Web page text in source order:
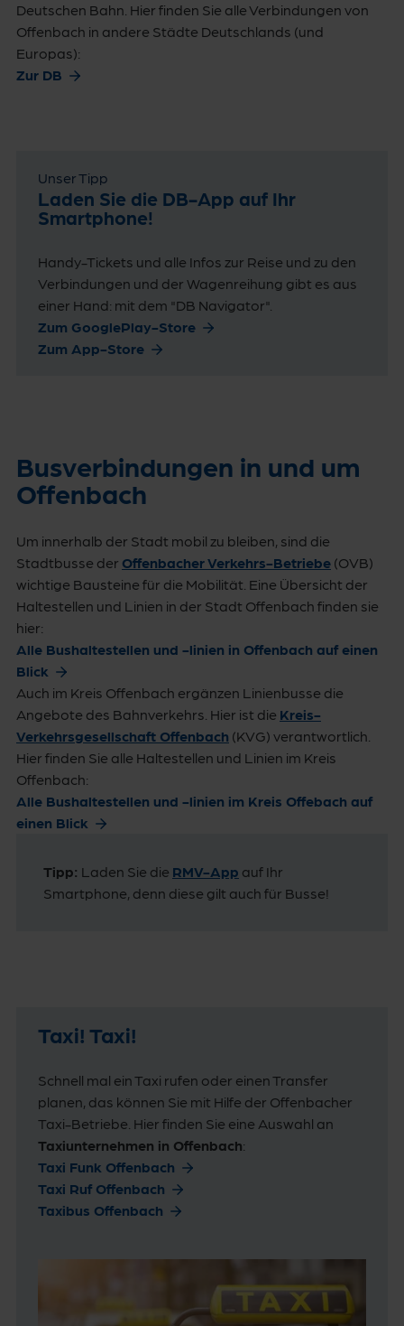
Deutschen Bahn. Hier finden Sie alle Verbindungen von
Offenbach in andere Städte Deutschlands (und
Europas):
Zur DB
Unser Tipp
Laden Sie die DB-App auf Ihr
Smartphone!
Handy-Tickets und alle Infos zur Reise und zu den
Verbindungen und der Wagenreihung gibt es aus
einer Hand: mit dem "DB Navigator".
Zum GooglePlay-Store
Zum App-Store
Busverbindungen in und um
Offenbach
Um innerhalb der Stadt mobil zu bleiben, sind die
Stadtbusse der Offenbacher Verkehrs-Betriebe (OVB)
wichtige Bausteine für die Mobilität. Eine Übersicht der
Haltestellen und Linien in der Stadt Offenbach finden sie
hier:
Alle Bushaltestellen und -linien in Offenbach auf einen
Blick
Auch im Kreis Offenbach ergänzen Linienbusse die
Angebote des Bahnverkehrs. Hier ist die Kreis-
Verkehrsgesellschaft Offenbach (KVG) verantwortlich.
Hier finden Sie alle Haltestellen und Linien im Kreis
Offenbach:
Alle Bushaltestellen und -linien im Kreis Offebach auf
einen Blick
Tipp: Laden Sie die RMV-App auf Ihr
Smartphone, denn diese gilt auch für Busse!
Taxi! Taxi!
Schnell mal ein Taxi rufen oder einen Transfer
planen, das können Sie mit Hilfe der Offenbacher
Taxi-Betriebe. Hier finden Sie eine Auswahl an
Taxiunternehmen in Offenbach:
Taxi Funk Offenbach
Taxi Ruf Offenbach
Taxibus Offenbach